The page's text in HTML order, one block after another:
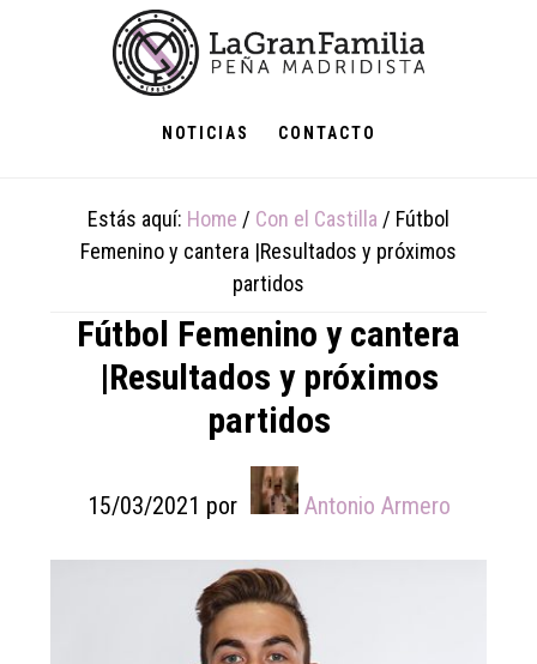
NOTICIAS CONTACTO
Estás aquí: Home / Con el Castilla / Fútbol
Femenino y cantera |Resultados y próximos
partidos
Fútbol Femenino y cantera
|Resultados y próximos
partidos
15/03/2021 por Antonio Armero